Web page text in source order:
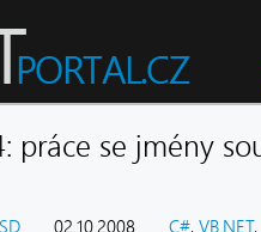
práce se jmény
02.10.2008 C#, VB.NET,